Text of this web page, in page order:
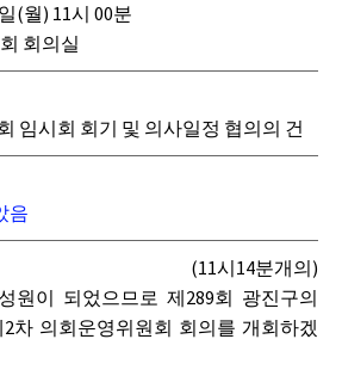
(월) 11시 00분
회의실
임시회 회기 및 의사일정 협의의 건
음
(11시14분개의)
원이 되었으므로 제289회 광진구의
차 의회운영위원회 회의를 개회하겠